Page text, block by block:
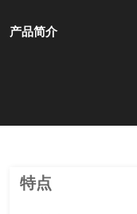
产品简介
特点